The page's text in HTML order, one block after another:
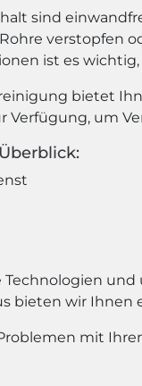
sind
verstopfen
ist es
bietet
Verfügung, um
bieten wir
mit